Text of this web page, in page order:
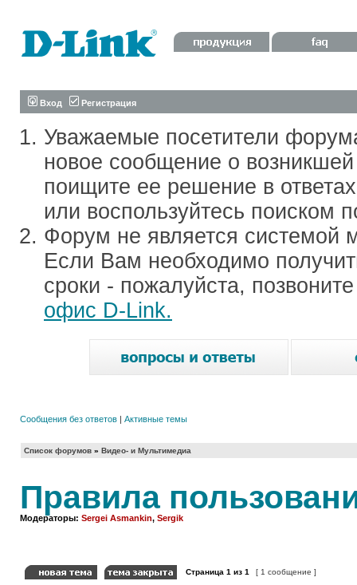
Вход Регистрация
Уважаемые посетители
новое сообщение о
поищите ее решение в
или воспользуйтесь поиском
Форум не является системой
Если Вам необходимо
сроки - пожалуйста,
офис D-Link.
Сообщения без ответов | Активные темы
Список форумов » Видео- и Мультимедиа
Правила
Модераторы: Sergei Asmankin, Sergik
Страница 1 из 1 [ 1 сообщение ]